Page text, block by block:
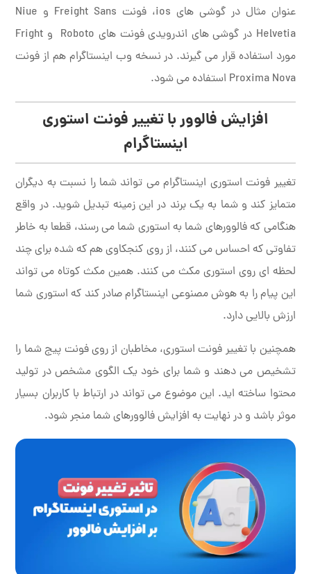
عنوان مثال در گوشی های ios، فونت Freight Sans و Niue
Helvetia در گوشی های اندرویدی فونت های Roboto و Fright
مورد استفاده قرار می گیرند. در نسخه وب اینستاگرام هم از فونت
Proxima Nova استفاده می شود.
افزایش فالوور با تغییر فونت استوری
اینستاگرام
تغییر فونت استوری اینستاگرام می تواند شما را نسبت به دیگران
متمایز کند و شما به یک برند در این زمینه تبدیل شوید. در واقع
هنگامی که فالوورهای شما به استوری شما می رسند، قطعا به خاطر
تفاوتی که احساس می کنند، از روی کنجکاوی هم که شده برای چند
لحظه ای روی استوری مکث می کنند. همین مکث کوتاه می تواند
این پیام را به هوش مصنوعی اینستاگرام صادر کند که استوری شما
ارزش بالایی دارد.
همچنین با تغییر فونت استوری، مخاطبان از روی فونت پیج شما را
تشخیص می دهند و شما برای خود یک الگوی مشخص در تولید
محتوا ساخته اید. این موضوع می تواند در ارتباط با کاربران بسیار
موثر باشد و در نهایت به افزایش فالوورهای شما منجر شود.